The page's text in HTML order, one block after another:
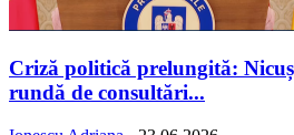
Criză politică prelungită:
rundă de consultări...